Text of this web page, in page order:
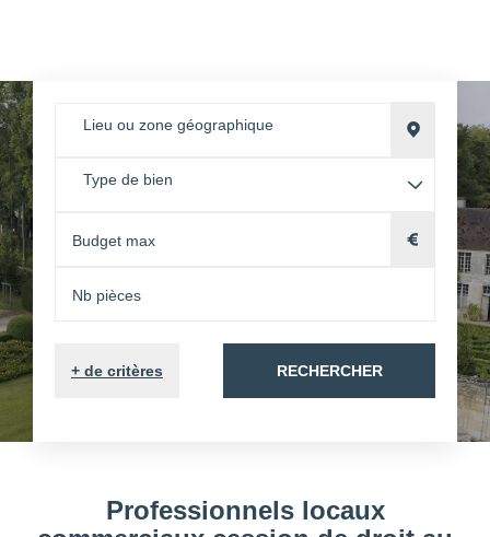
Lieu ou zone géographique
Type de bien
+ de critères RECHERCHER
Professionnels locaux